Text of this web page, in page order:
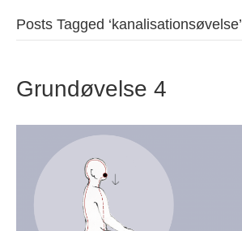
Posts Tagged ‘kanalisationsøvelse’
Grundøvelse 4